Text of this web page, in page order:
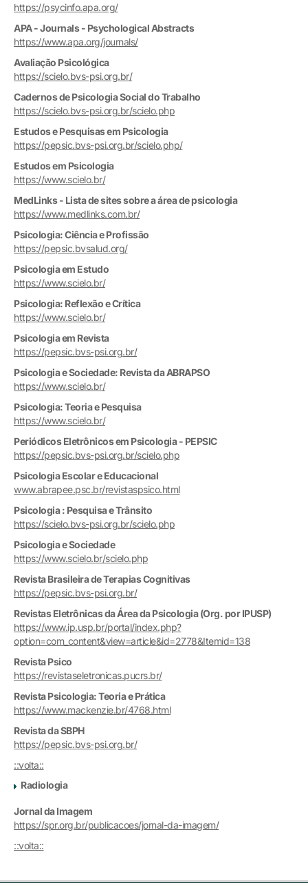
https://psycinfo.apa.org/
APA - Journals - Psychological Abstracts
https://www.apa.org/journals/
Avaliação Psicológica
https://scielo.bvs-psi.org.br/
Cadernos de Psicologia Social do Trabalho
https://scielo.bvs-psi.org.br/scielo.php
Estudos e Pesquisas em Psicologia
https://pepsic.bvs-psi.org.br/scielo.php/
Estudos em Psicologia
https://www.scielo.br/
MedLinks - Lista de sites sobre a área de psicologia
https://www.medlinks.com.br/
Psicologia: Ciência e Profissão
https://pepsic.bvsalud.org/
Psicologia em Estudo
https://www.scielo.br/
Psicologia: Reflexão e Crítica
https://www.scielo.br/
Psicologia em Revista
https://pepsic.bvs-psi.org.br/
Psicologia e Sociedade: Revista da ABRAPSO
https://www.scielo.br/
Psicologia: Teoria e Pesquisa
https://www.scielo.br/
Periódicos Eletrônicos em Psicologia - PEPSIC
https://pepsic.bvs-psi.org.br/scielo.php
Psicologia Escolar e Educacional
www.abrapee.psc.br/revistaspsico.html
Psicologia : Pesquisa e Trânsito
https://scielo.bvs-psi.org.br/scielo.php
Psicologia e Sociedade
https://www.scielo.br/scielo.php
Revista Brasileira de Terapias Cognitivas
https://pepsic.bvs-psi.org.br/
Revistas Eletrônicas da Área da Psicologia (Org. por IPUSP)
https://www.ip.usp.br/portal/index.php?
option=com_content&view=article&id=2778&Itemid=138
Revista Psico
https://revistaseletronicas.pucrs.br/
Revista Psicologia: Teoria e Prática
https://www.mackenzie.br/4768.html
Revista da SBPH
https://pepsic.bvs-psi.org.br/
::volta::
Radiologia
Jornal da Imagem
https://spr.org.br/publicacoes/jornal-da-imagem/
::volta::